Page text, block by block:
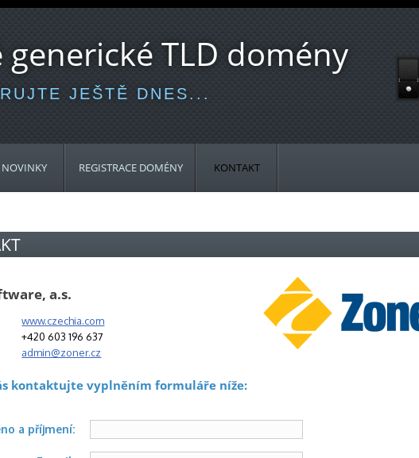
NOVINKY REGISTRACE DOMÉNY KONTAKT
generické TLD domény
JEŠTĚ DNES...
a.s.
www.czechia.com
+420 603 196 637
admin@zoner.cz
kontaktujte vyplněním formuláře níže:
a příjmení: